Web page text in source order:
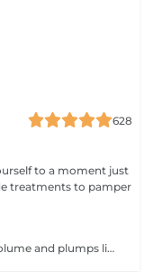
628
The HydraGloss treatment: Increases volume and plumps lips Cares for and moisturizes the lips Diminishes fine lines and wrinkles Contraindication: - with active herpes - open wounds - warts - bruises